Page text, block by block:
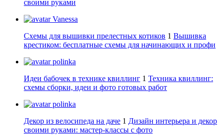
своими руками
Vanessa
Схемы для вышивки прелестных котиков 1 Вышивка
крестиком: бесплатные схемы для начинающих и профи
polinka
Идеи бабочек в технике квиллинг 1 Техника квиллинг:
схемы сборки, идеи и фото готовых работ
polinka
Декор из велосипеда на даче 1 Дизайн интерьера и декор
своими руками: мастер-классы с фото